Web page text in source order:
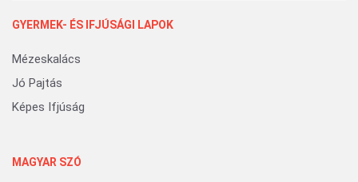
GYERMEK- ÉS IFJÚSÁGI LAPOK
Mézeskalács
Jó Pajtás
Képes Ifjúság
MAGYAR SZÓ